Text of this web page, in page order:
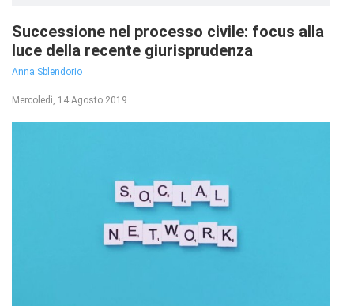
Successione nel processo civile: focus alla
luce della recente giurisprudenza
Anna Sblendorio
Mercoledì, 14 Agosto 2019